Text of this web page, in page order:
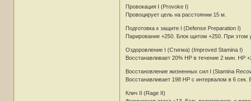
Провокация I (Provoke I)
Провоцирует цель на расстоянии 15 м.
Подготовка к защите I (Defense Preparation I)
Парирование +250. Блок щитом +250. При этом
Оздоровление I (Стигма) (Improved Stamina I)
Восстанавливает 20% HP в течение 2 мин. HP
Восстановление жизненных сил I (Stamina
Восстанавливает 198 HP с интервалом в 6 сек.
Клич II (Rage II)